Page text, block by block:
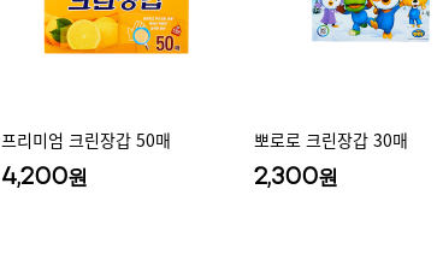
프리미엄 크린장갑 50매
4,200원
뽀로로 크린장갑 30매
2,300원